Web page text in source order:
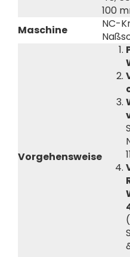
100
Maschine
NC-
Vorgehensweise